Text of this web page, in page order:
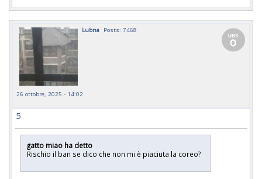
Lubna Posts: 7468
26 ottobre, 2025 - 14:02
5
gatto miao ha detto
Rischio il ban se dico che non mi è piaciuta la coreo?